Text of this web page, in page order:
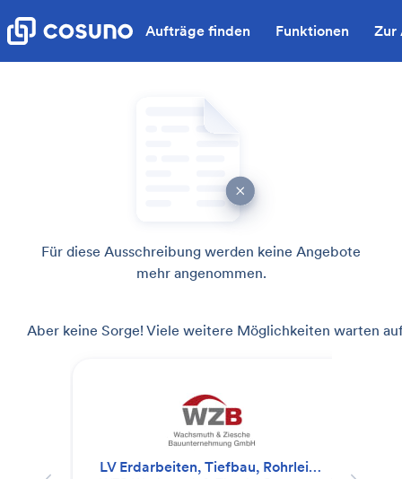
Aufträge finden Funktionen Zur
Für diese Ausschreibung werden keine Angebote
mehr angenommen.
Aber keine Sorge! Viele weitere Möglichkeiten warten
LV Erdarbeiten, Tiefbau, Rohrleitungsbau, Gala-Bau